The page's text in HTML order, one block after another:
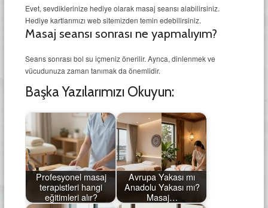
Evet, sevdiklerinize hediye olarak masaj seansı alabilirsiniz.
Hediye kartlarımızı web sitemizden temin edebilirsiniz.
Masaj seansı sonrası ne yapmalıyım?
Seans sonrası bol su içmeniz önerilir. Ayrıca, dinlenmek ve
vücudunuza zaman tanımak da önemlidir.
Başka Yazılarımızı Okuyun:
Profesyonel masaj
terapistleri hangi
eğitimleri alır?
Avrupa Yakası mı
Anadolu Yakası mı?
Masaj…